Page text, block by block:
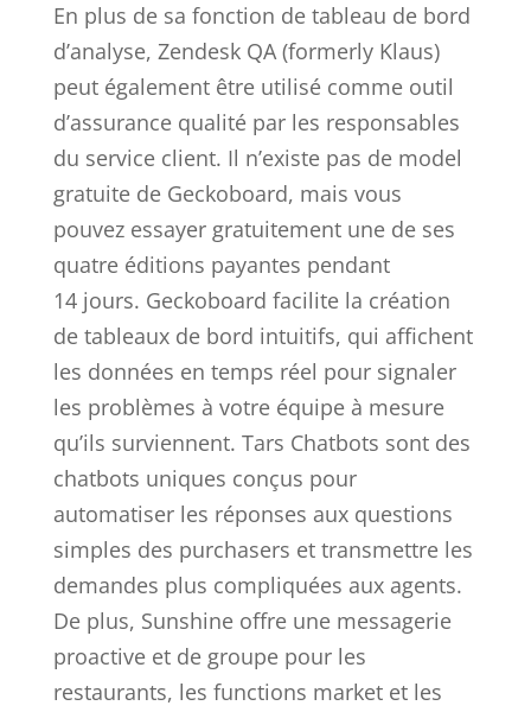
En plus de sa fonction de tableau de bord
d’analyse, Zendesk QA (formerly Klaus)
peut également être utilisé comme outil
d’assurance qualité par les responsables
du service client. Il n’existe pas de model
gratuite de Geckoboard, mais vous
pouvez essayer gratuitement une de ses
quatre éditions payantes pendant
14 jours. Geckoboard facilite la création
de tableaux de bord intuitifs, qui affichent
les données en temps réel pour signaler
les problèmes à votre équipe à mesure
qu’ils surviennent. Tars Chatbots sont des
chatbots uniques conçus pour
automatiser les réponses aux questions
simples des purchasers et transmettre les
demandes plus compliquées aux agents.
De plus, Sunshine offre une messagerie
proactive et de groupe pour les
restaurants, les functions market et les